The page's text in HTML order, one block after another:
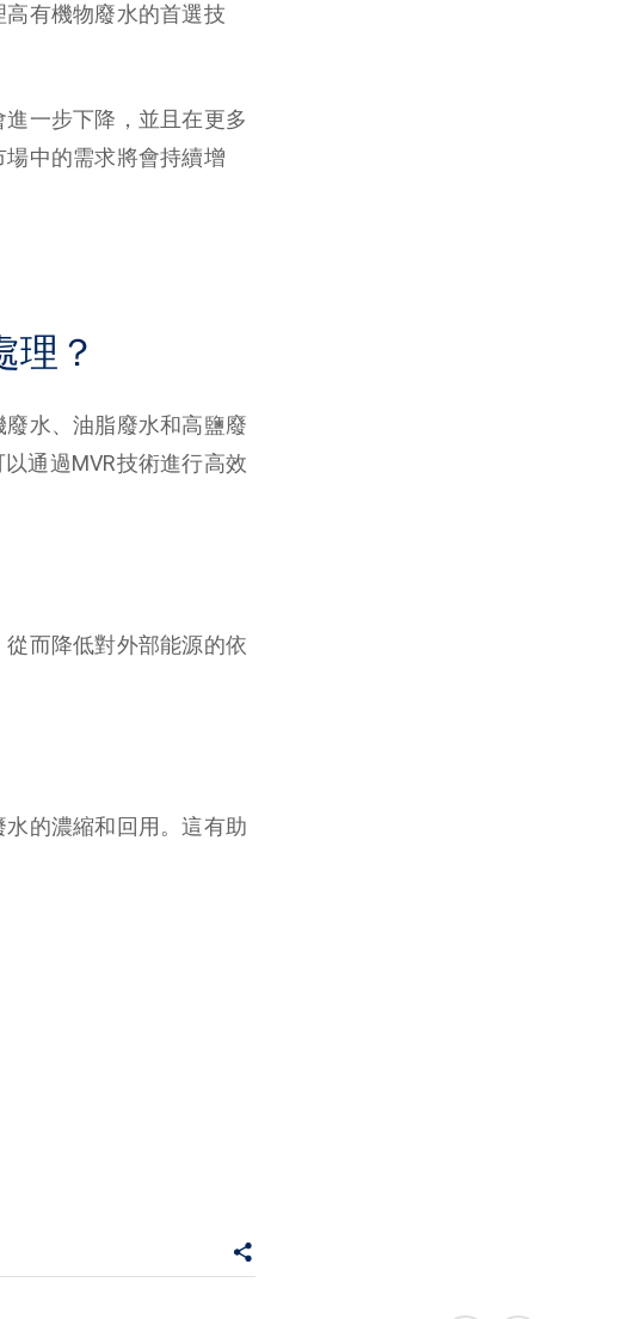
有機物廢水的首選技
一步下降，並且在更多
中的需求將會持續增
理？
水、油脂廢水和高鹽廢
通過MVR技術進行高效
而降低對外部能源的依
的濃縮和回用。這有助